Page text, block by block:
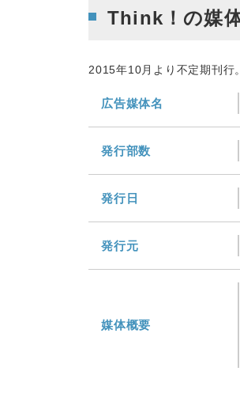
Think！の媒
2015年10月より不定期刊行。
広告媒体名
発行部数
発行日
発行元
媒体概要